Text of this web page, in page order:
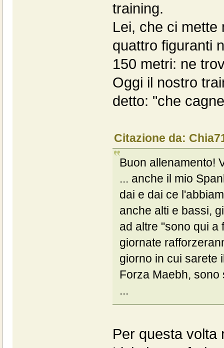
training.
Lei, che ci mette
quattro figuranti
150 metri: ne
Oggi il nostro
detto: "che
Citazione da:
Buon allenamento!
... anche il mio
dai e dai ce
anche alti e bassi,
ad altre "sono qui a
giornate
giorno in cui sarete
Forza Maebh,
...
Per questa volta